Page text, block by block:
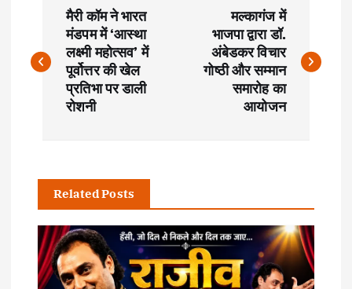
o
s
v
मैरी कॉम ने भारत
मंडपम में ‘आस्था
लक्ष्मी महोत्सव’ में
पूर्वोत्तर की खेल
प्रतिभा पर डाली
रोशनी
मल्कागंज में
भाजपा द्वारा डॉ.
अंबेडकर विचार
गोष्ठी और सम्मान
समारोह का
आयोजन
Related Posts